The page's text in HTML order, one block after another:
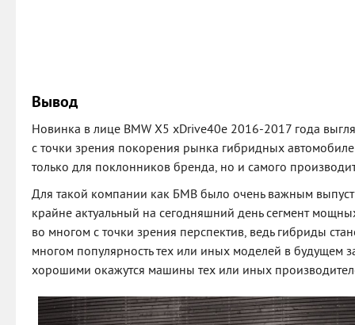
Вывод
Новинка в лице BMW X5 xDrive40e 2016-2017 года
с точки зрения покорения рынка гибридных
только для поклонников бренда, но и самого
Для такой компании как БМВ было очень важным
крайне актуальный на сегодняшний день сегмент
во многом с точки зрения перспектив, ведь гибриды
многом популярность тех или иных моделей в будущем
хорошими окажутся машины тех или иных